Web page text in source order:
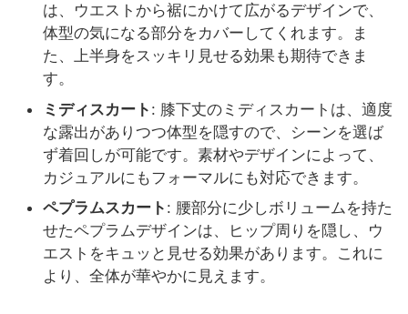
は、ウエストから裾にかけて広がるデザインで、
体型の気になる部分をカバーしてくれます。ま
た、上半身をスッキリ見せる効果も期待できま
す。
ミディスカート : 膝下丈のミディスカートは、適度
な露出がありつつ体型を隠すので、シーンを選ば
ず着回しが可能です。素材やデザインによって、
カジュアルにもフォーマルにも対応できます。
ペプラムスカート : 腰部分に少しボリュームを持た
せたペプラムデザインは、ヒップ周りを隠し、ウ
エストをキュッと見せる効果があります。これに
より、全体が華やかに見えます。